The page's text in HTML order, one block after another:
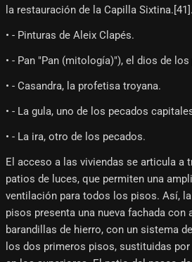
la restauración de la Capilla Sixtina.[41]​.
• - Pinturas de Aleix Clapés.
• - Pan "Pan (mitología)"), el dios de
• - Casandra, la profetisa troyana.
• - La gula, uno de los pecados
• - La ira, otro de los pecados.
El acceso a las viviendas se articula a
patios de luces, que permiten una
ventilación para todos los pisos. Así,
pisos presenta una nueva fachada con
barandillas de hierro, con un sistema
los dos primeros pisos, sustituidas